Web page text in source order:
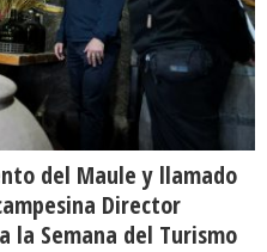
del Maule y llamado
Director
la Semana del Turismo